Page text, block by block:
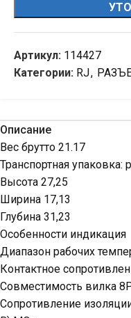
Артикул: 114427
Категории: RJ,
Описание
Вес брутто 21.17
Транспортная
Высота 27,25
Ширина 17,13
Глубина 31,23
Особенности индикация
Диапазон рабочих
Контактное
Совместимость вилка
Сопротивление